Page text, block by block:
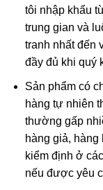
ruby được khai
Ruby được xử
thác được
bóng.
Đá ruby phủ
nung chung
tinh len vào
của đá.
Ruby nhuộm:
tôi nhập khẩu
trung gian và
tranh nhất đến
đầy đủ khi quý
Sản phẩm có
hàng tự nhiên
thường gấp
hàng giả,
kiểm định ở
nếu được yêu